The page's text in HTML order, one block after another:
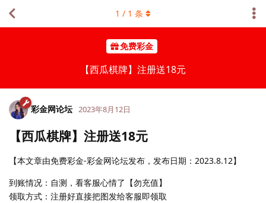
免费彩金
【西瓜棋牌】注册送18元
1 / 1 条
彩金网论坛 2023年8月12日
【西瓜棋牌】注册送18元
【本文章由免费彩金-彩金网论坛发布，发布日期：2023.8.12】
到账情况：自测，看客服心情了【勿充值】
领取方式：注册好直接把图发给客服即领取